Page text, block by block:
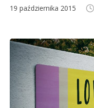
19 października 2015